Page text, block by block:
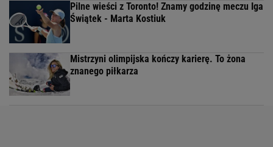
Pilne wieści z Toronto! Znamy godzinę meczu Iga
Świątek - Marta Kostiuk
Mistrzyni olimpijska kończy karierę. To żona
znanego piłkarza